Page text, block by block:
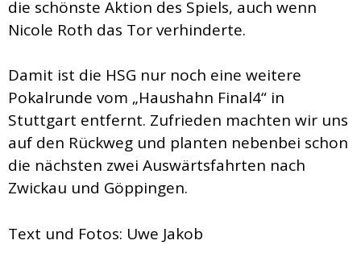
die schönste Aktion des Spiels, auch wenn
Nicole Roth das Tor verhinderte.
Damit ist die HSG nur noch eine weitere
Pokalrunde vom „Haushahn Final4“ in
Stuttgart entfernt. Zufrieden machten wir uns
auf den Rückweg und planten nebenbei schon
die nächsten zwei Auswärtsfahrten nach
Zwickau und Göppingen.
Text und Fotos: Uwe Jakob